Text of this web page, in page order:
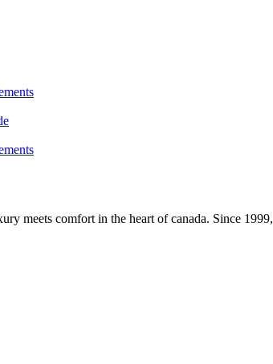
meets comfort in the heart of canada. Since 1999,